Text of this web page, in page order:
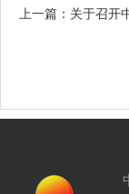
上一篇： 关于召开